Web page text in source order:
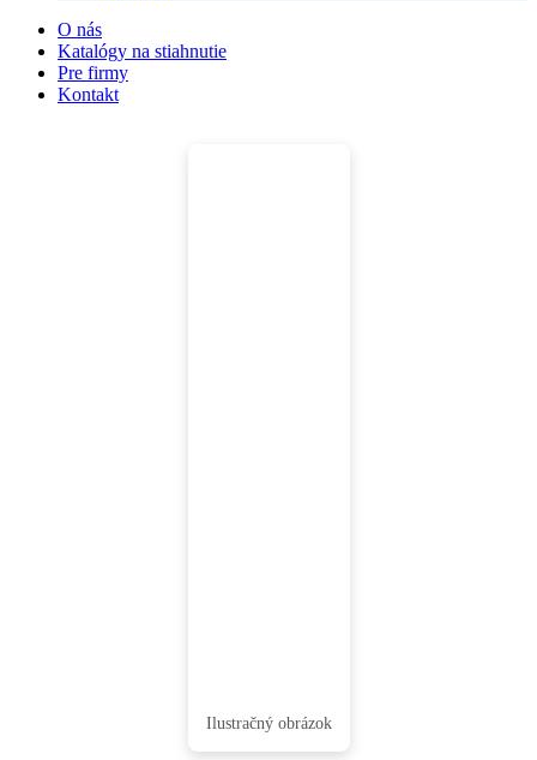
O nás
Katalógy na stiahnutie
Pre firmy
Kontakt